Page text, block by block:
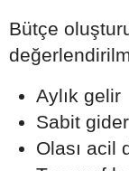
Bütçe
Aylık gelir
Sabit
Olası acil